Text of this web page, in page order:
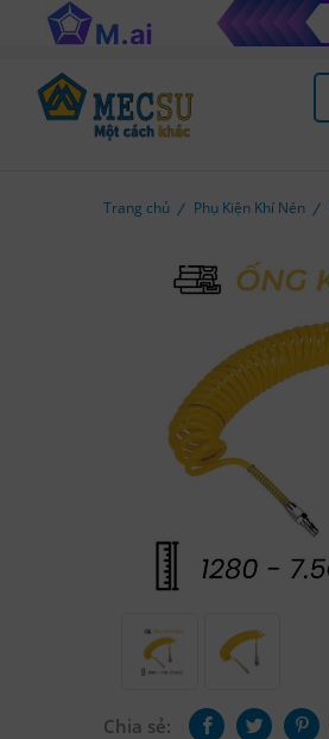
Trang chủ Phụ Kiện Khí Nén
Chia sẻ: